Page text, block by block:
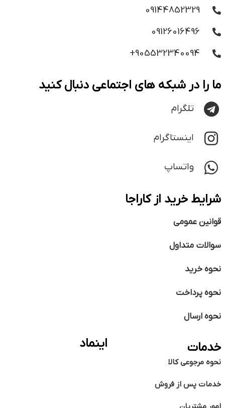
09144852329
09126016496
905532340094+
ما را در شبکه های اجتماعی دنبال کنید
تلگرام
اینستاگرام
واتساپ
شرایط خرید از کاراجا
قوانین عمومی
سوالات متداول
نحوه خرید
نحوه پرداخت
نحوه ارسال
خدمات
نحوه مرجوعی کالا
خدمات پس از فروش
اینماد